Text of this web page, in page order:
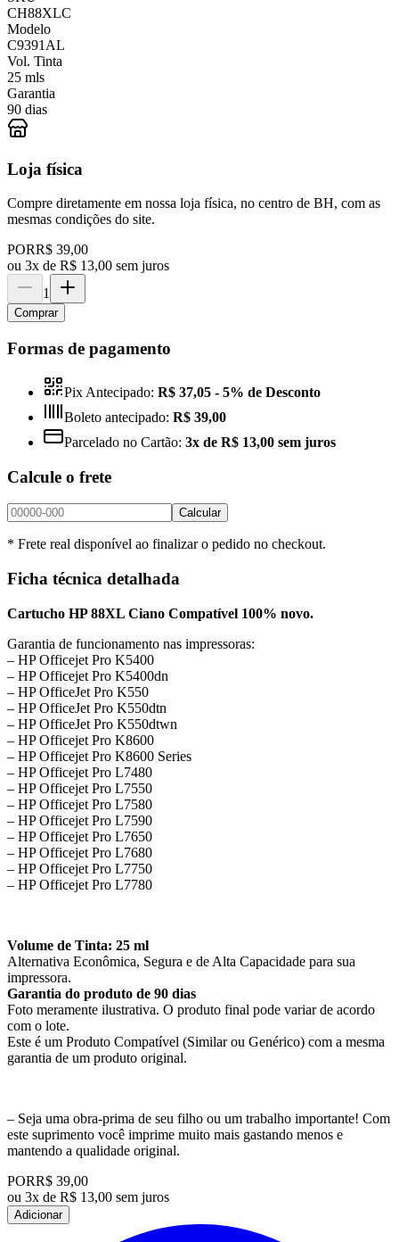
CH88XLC
Modelo
C9391AL
Vol. Tinta
25 mls
Garantia
90 dias
Loja física
Compre diretamente em nossa loja física, no centro de BH, com as
mesmas condições do site.
PORR$ 39,00
ou 3x de R$ 13,00 sem juros
1
Comprar
Formas de pagamento
Pix Antecipado: R$ 37,05 - 5% de Desconto
Boleto antecipado: R$ 39,00
Parcelado no Cartão: 3x de R$ 13,00 sem juros
Calcule o frete
Calcular
* Frete real disponível ao finalizar o pedido no checkout.
Ficha técnica detalhada
Cartucho HP 88XL Ciano Compatível 100% novo.
Garantia de funcionamento nas impressoras:
– HP Officejet Pro K5400
– HP Officejet Pro K5400dn
– HP OfficeJet Pro K550
– HP OfficeJet Pro K550dtn
– HP OfficeJet Pro K550dtwn
– HP Officejet Pro K8600
– HP Officejet Pro K8600 Series
– HP Officejet Pro L7480
– HP Officejet Pro L7550
– HP Officejet Pro L7580
– HP Officejet Pro L7590
– HP Officejet Pro L7650
– HP Officejet Pro L7680
– HP Officejet Pro L7750
– HP Officejet Pro L7780
Volume de Tinta: 25 ml
Alternativa Econômica, Segura e de Alta Capacidade para sua
impressora.
Garantia do produto de 90 dias
Foto meramente ilustrativa. O produto final pode variar de acordo
com o lote.
Este é um Produto Compatível (Similar ou Genérico) com a mesma
garantia de um produto original.
– Seja uma obra-prima de seu filho ou um trabalho importante! Com
este suprimento você imprime muito mais gastando menos e
mantendo a qualidade original.
PORR$ 39,00
ou 3x de R$ 13,00 sem juros
Adicionar